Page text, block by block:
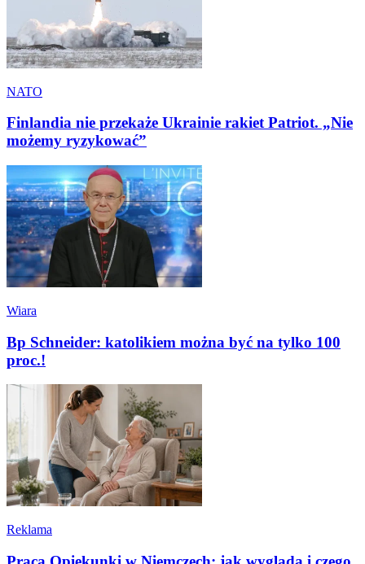
NATO
Finlandia nie przekaże Ukrainie rakiet Patriot. „Nie
możemy ryzykować”
Wiara
Bp Schneider: katolikiem można być na tylko 100
proc.!
Reklama